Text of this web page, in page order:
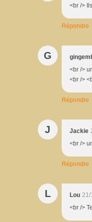
<br />
Répondre
G
<br />
<br />
Répondre
J Jackie
<br />
Répondre
L Lou
<br />